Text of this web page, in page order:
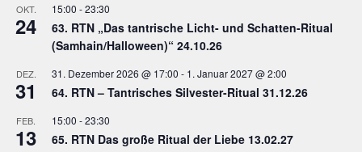
OKT.
24
15:00 -23:30
63. RTN „Das tantrische Licht- und Schatten-Ritual
(Samhain/Halloween)“ 24.10.26
DEZ.
31
31. Dezember 2026 @ 17:00 - 1. Januar 2027 @ 2:00
64. RTN – Tantrisches Silvester-Ritual 31.12.26
FEB.
13
15:00 -23:30
65. RTN Das große Ritual der Liebe 13.02.27